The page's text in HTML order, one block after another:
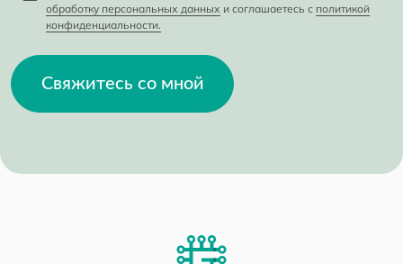
обработку персональных данных и соглашаетесь с политикой
конфиденциальности.
Свяжитесь со мной